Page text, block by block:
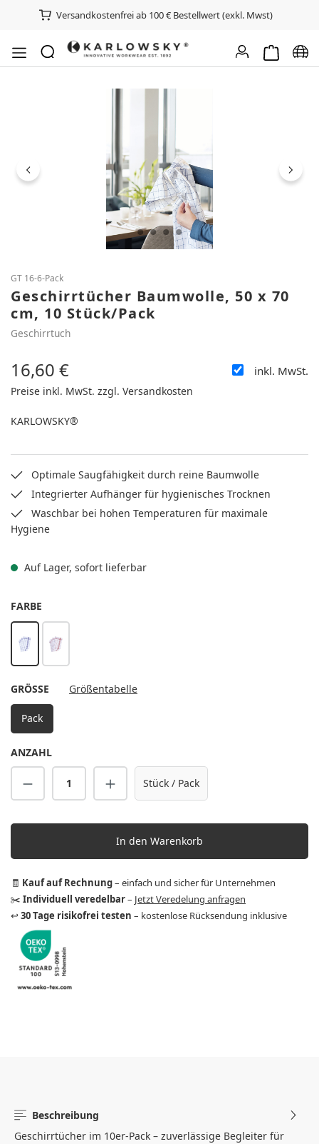
Versandkostenfrei ab 100 € Bestellwert (exkl. Mwst)
GT 16-6-Pack
Geschirrtücher Baumwolle, 50 x 70
cm, 10 Stück/Pack
Geschirrtuch
Regulärer Preis:
16,60 € inkl. MwSt.
Preise inkl. MwSt. zzgl. Versandkosten
KARLOWSKY®
Optimale Saugfähigkeit durch reine Baumwolle
Integrierter Aufhänger für hygienisches Trocknen
Waschbar bei hohen Temperaturen für maximale
Hygiene
Auf Lager, sofort lieferbar
FARBE
blau rot
GRÖSSE AUSWÄHLEN
Größentabelle
Pack
ANZAHL
Produkt Anzahl: Gib den gewünschten
Stück / Pack
In den Warenkorb
🧾 Kauf auf Rechnung– einfach und sicher für Unternehmen
✂️ Individuell veredelbar– Jetzt Veredelung anfragen
↩️ 30 Tage risikofrei testen – kostenlose Rücksendung inklusive
Beschreibung
Geschirrtücher im 10er-Pack – zuverlässige Begleiter für